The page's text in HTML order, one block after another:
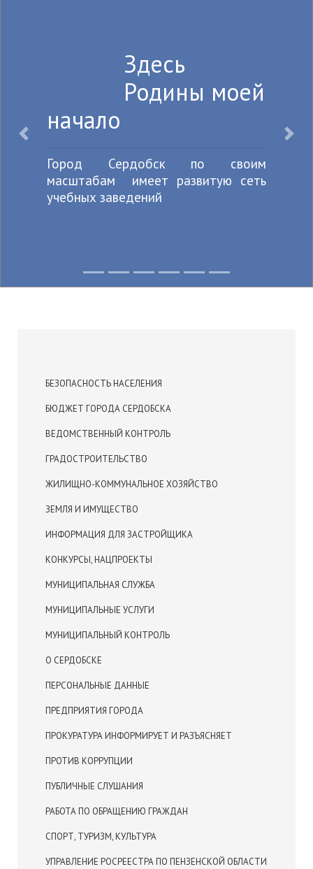
Для тебя
любимый
город наши
Из года в год крепнет среди
сердобчан авторитет физической
Назад
БЕЗОПАСНОСТЬ НАСЕЛЕНИЯ
БЮДЖЕТ ГОРОДА СЕРДОБСКА
ВЕДОМСТВЕННЫЙ КОНТРОЛЬ
ГРАДОСТРОИТЕЛЬСТВО
ЖИЛИЩНО-КОММУНАЛЬНОЕ ХОЗЯЙСТВО
ЗЕМЛЯ И ИМУЩЕСТВО
ИНФОРМАЦИЯ ДЛЯ ЗАСТРОЙЩИКА
КОНКУРСЫ, НАЦПРОЕКТЫ
МУНИЦИПАЛЬНАЯ СЛУЖБА
МУНИЦИПАЛЬНЫЕ УСЛУГИ
МУНИЦИПАЛЬНЫЙ КОНТРОЛЬ
О СЕРДОБСКЕ
ПЕРСОНАЛЬНЫЕ ДАННЫЕ
ПРЕДПРИЯТИЯ ГОРОДА
ПРОКУРАТУРА ИНФОРМИРУЕТ И РАЗЪЯСНЯЕТ
ПРОТИВ КОРРУПЦИИ
ПУБЛИЧНЫЕ СЛУШАНИЯ
РАБОТА ПО ОБРАЩЕНИЮ ГРАЖДАН
СПОРТ, ТУРИЗМ, КУЛЬТУРА
УПРАВЛЕНИЕ РОСРЕЕСТРА ПО ПЕНЗЕНСКОЙ ОБЛАСТИ